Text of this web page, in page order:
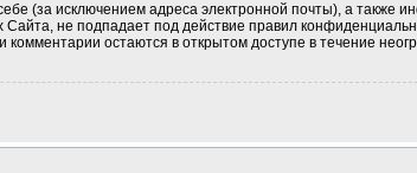
(за исключением адреса электронной почты), а
Сайта, не подпадает под действие правил
остаются в открытом доступе в течение